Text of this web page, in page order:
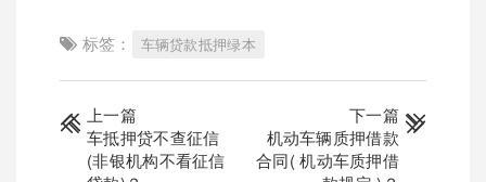
标签： 车辆贷款抵押绿本
上一篇
车抵押贷不查征信
(非银机构不看征信
下一篇
机动车辆质押借款
合同( 机动车质押借